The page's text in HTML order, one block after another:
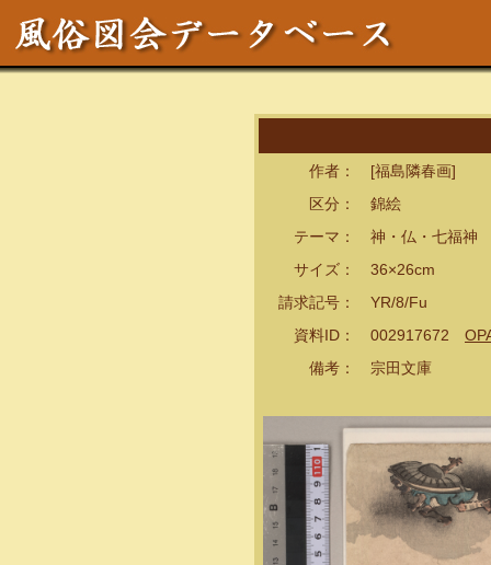
作者： [福島隣春画]
区分： 錦絵
テーマ： 神・仏・七福神
サイズ： 36×26cm
請求記号： YR/8/Fu
資料ID： 002917672
備考： 宗田文庫